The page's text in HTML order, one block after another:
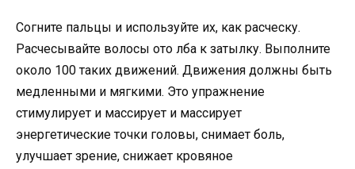
Согните пальцы и используйте их, как расческу.
Расчесывайте волосы ото лба к затылку. Выполните
около 100 таких движений. Движения должны быть
медленными и мягкими. Это упражнение
стимулирует и массирует и массирует
энергетические точки головы, снимает боль,
улучшает зрение, снижает кровяное